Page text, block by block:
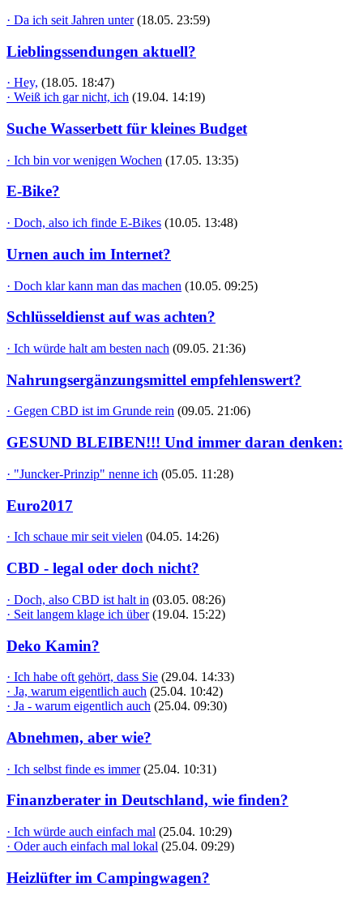
· Da ich seit Jahren unter (18.05. 23:59)
Lieblingssendungen aktuell?
· Hey, (18.05. 18:47)
· Weiß ich gar nicht, ich (19.04. 14:19)
Suche Wasserbett für kleines Budget
· Ich bin vor wenigen Wochen (17.05. 13:35)
E-Bike?
· Doch, also ich finde E-Bikes (10.05. 13:48)
Urnen auch im Internet?
· Doch klar kann man das machen (10.05. 09:25)
Schlüsseldienst auf was achten?
· Ich würde halt am besten nach (09.05. 21:36)
Nahrungsergänzungsmittel empfehlenswert?
· Gegen CBD ist im Grunde rein (09.05. 21:06)
GESUND BLEIBEN!!! Und immer daran denken:
· "Juncker-Prinzip" nenne ich (05.05. 11:28)
Euro2017
· Ich schaue mir seit vielen (04.05. 14:26)
CBD - legal oder doch nicht?
· Doch, also CBD ist halt in (03.05. 08:26)
· Seit langem klage ich über (19.04. 15:22)
Deko Kamin?
· Ich habe oft gehört, dass Sie (29.04. 14:33)
· Ja, warum eigentlich auch (25.04. 10:42)
· Ja - warum eigentlich auch (25.04. 09:30)
Abnehmen, aber wie?
· Ich selbst finde es immer (25.04. 10:31)
Finanzberater in Deutschland, wie finden?
· Ich würde auch einfach mal (25.04. 10:29)
· Oder auch einfach mal lokal (25.04. 09:29)
Heizlüfter im Campingwagen?